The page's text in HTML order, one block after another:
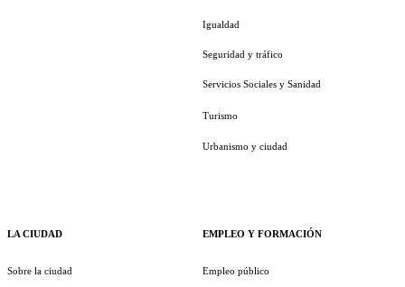
LA CIUDAD
Sobre la ciudad
Igualdad
Seguridad y tráfico
Servicios Sociales y Sanidad
Turismo
Urbanismo y ciudad
EMPLEO Y FORMACIÓN
Empleo público